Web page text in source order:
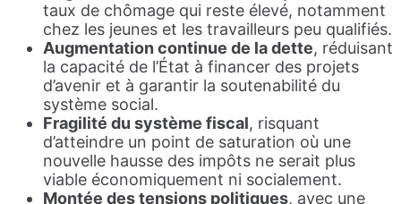
taux de chômage qui reste élevé, notamment
chez les jeunes et les travailleurs peu qualifiés.
Augmentation continue de la dette, réduisant
la capacité de l’État à financer des projets
d’avenir et à garantir la soutenabilité du
système social.
Fragilité du système fiscal, risquant
d’atteindre un point de saturation où une
nouvelle hausse des impôts ne serait plus
viable économiquement ni socialement.
Montée des tensions politiques, avec une